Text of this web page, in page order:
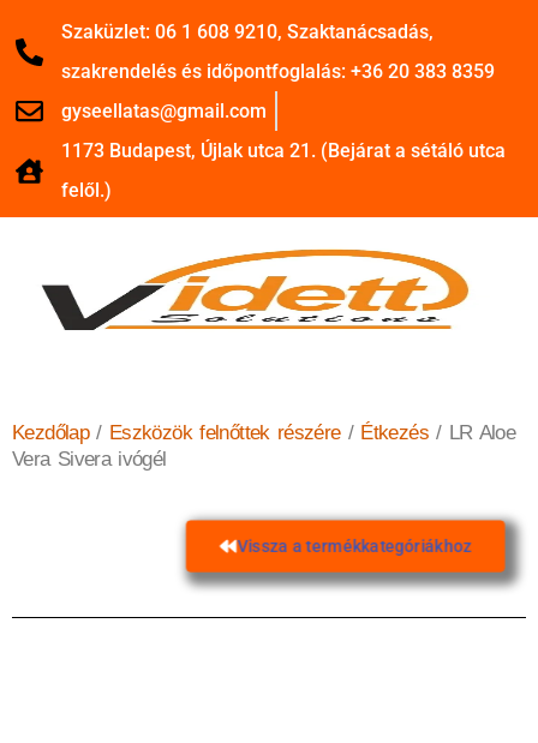
Szaküzlet: 06 1 608 9210, Szaktanácsadás,
szakrendelés és időpontfoglalás: +36 20 383 8359
gyseellatas@gmail.com
1173 Budapest, Újlak utca 21. (Bejárat a sétáló utca
felől.)
Kezdőlap/ Eszközök felnőttek részére/ Étkezés / LR Aloe
Vera Sivera ivógél
Vissza a termékkategóriákhoz